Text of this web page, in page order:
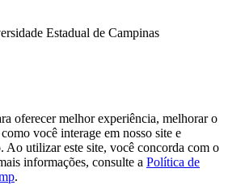
Estadual de Campinas
oferecer melhor experiência, melhorar o
você interage em nosso site e
Ao utilizar este site, você concorda com o
informações, consulte a Política de
.